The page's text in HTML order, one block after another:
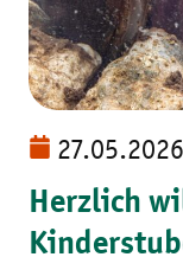
Herzlich
27.05.2026